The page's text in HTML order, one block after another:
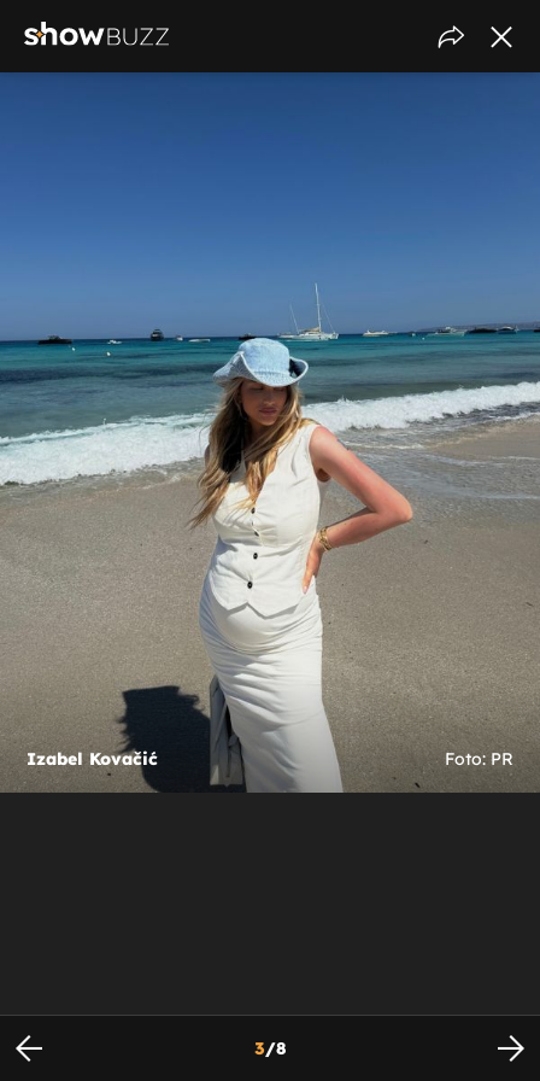
Izabel Kovačić Foto: PR
3/8